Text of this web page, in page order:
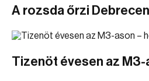
A rozsda őrzi
Tizenöt évesen az M3-